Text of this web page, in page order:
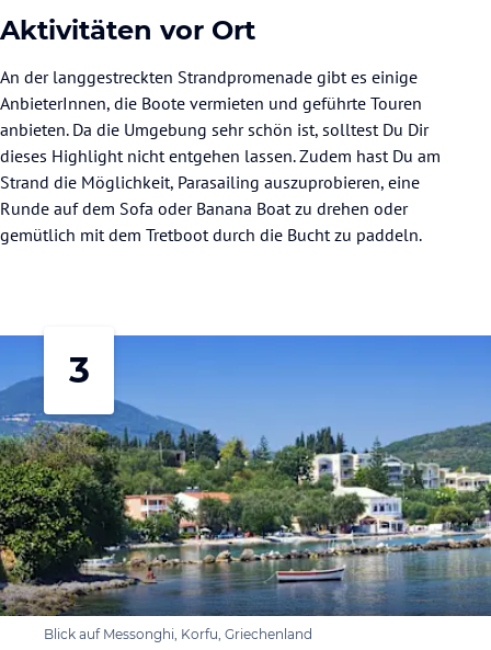
Aktivitäten vor Ort
An der langgestreckten Strandpromenade gibt es einige
AnbieterInnen, die Boote vermieten und geführte Touren
anbieten. Da die Umgebung sehr schön ist, solltest Du Dir
dieses Highlight nicht entgehen lassen. Zudem hast Du am
Strand die Möglichkeit, Parasailing auszuprobieren, eine
Runde auf dem Sofa oder Banana Boat zu drehen oder
gemütlich mit dem Tretboot durch die Bucht zu paddeln.
3
Blick auf Messonghi, Korfu, Griechenland